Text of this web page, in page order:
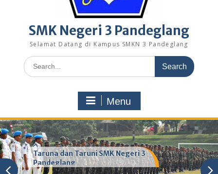
SMK Negeri 3 Pandeglang
Selamat Datang di Kampus SMKN 3 Pandeglang
Search
for:
Menu
Taruna dan Taruni SMK Negeri 3
Pandeglang